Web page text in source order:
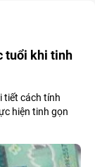
tuổi khi tinh
tiết cách tính
hiện tinh gọn